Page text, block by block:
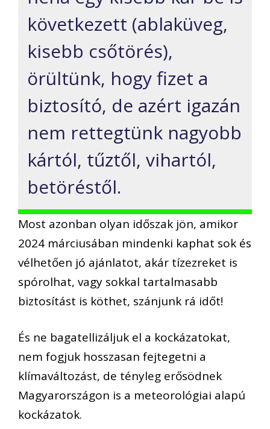
következett (ablaküveg,
kisebb csőtörés),
örültünk, hogy fizet a
biztosító, de azért igazán
nem rettegtünk nagyobb
kártól, tűztől, vihartól,
betöréstől.
Most azonban olyan időszak jön, amikor
2024 márciusában mindenki kaphat sok és
vélhetően jó ajánlatot, akár tízezreket is
spórolhat, vagy sokkal tartalmasabb
biztosítást is köthet, szánjunk rá időt!
És ne bagatellizáljuk el a kockázatokat,
nem fogjuk hosszasan fejtegetni a
klímaváltozást, de tényleg erősödnek
Magyarországon is a meteorológiai alapú
kockázatok.